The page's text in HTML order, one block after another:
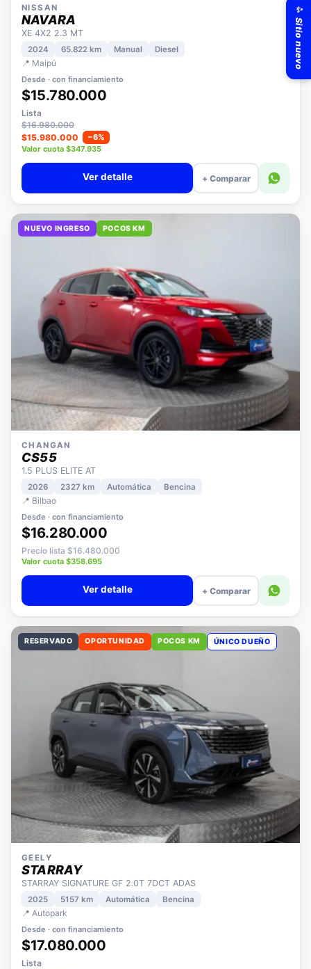
NISSAN
NAVARA
XE 4X2 2.3 MT
2024
📍 Maipú
Desde · con financiamiento
$15.780.000
Lista
$16.980.000
$15.980.000
−6%
Valor cuota $347.935
+ Comparar
CHANGAN
CS55
1.5 PLUS ELITE AT
2026
📍 Bilbao
Desde · con financiamiento
$16.280.000
Precio lista $16.480.000
Valor cuota $358.695
+ Comparar
RESERVADO OPORTUNIDAD POCOS KM
GEELY
STARRAY
STARRAY SIGNATURE GF 2.0T 7DCT ADAS
2025 5157 km
📍 Autopark
Desde · con financiamiento
$17.080.000
✨ Sitio nuevo